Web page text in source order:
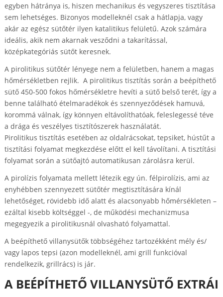
egyben hátránya is, hiszen mechanikus és vegyszeres tisztítása
sem lehetséges. Bizonyos modelleknél csak a hátlapja, vagy
akár az egész sütőtér ilyen katalitikus felületű. Azok számára
ideális, akik nem akarnak vesződni a takarítással,
középkategóriás sütőt keresnek.
A pirolitikus sütőtér lényege nem a felületben, hanem a magas
hőmérsékletben rejlik. A pirolitikus tisztítás során a beépíthető
sütő 450-500 fokos hőmérsékletre hevíti a sütő belső terét, így a
benne található ételmaradékok és szennyeződések hamuvá,
korommá válnak, így könnyen eltávolíthatóak, feleslegessé téve
a drága és veszélyes tisztítószerek használatát.
Pirolitikus tisztítás esetében az oldalrácsokat, tepsiket, hústűt a
tisztítási folyamat megkezdése előtt el kell távolítani. A tisztítási
folyamat során a sütőajtó automatikusan zárolásra kerül.
A pirolízis folyamata mellett létezik egy ún. félpirolízis, ami az
enyhébben szennyezett sütőtér megtisztítására kínál
lehetőséget, rövidebb idő alatt és alacsonyabb hőmérsékleten –
ezáltal kisebb költséggel -, de működési mechanizmusa
megegyezik a pirolitikusnál olvasható folyamattal.
A beépíthető villanysütők többségéhez tartozékként mély és/
vagy lapos tepsi (azon modelleknél, ami grill funkcióval
rendelkezik, grillrács) is jár.
A BEÉPÍTHETŐ VILLANYSÜTŐ EXTRÁI